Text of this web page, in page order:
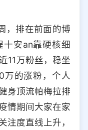
，排在前面的博
十安an靠硬核细
11万粉丝，稳坐
万的涨粉，个人
身顶流帕梅拉排
情期间大家在家
注度直线上升，